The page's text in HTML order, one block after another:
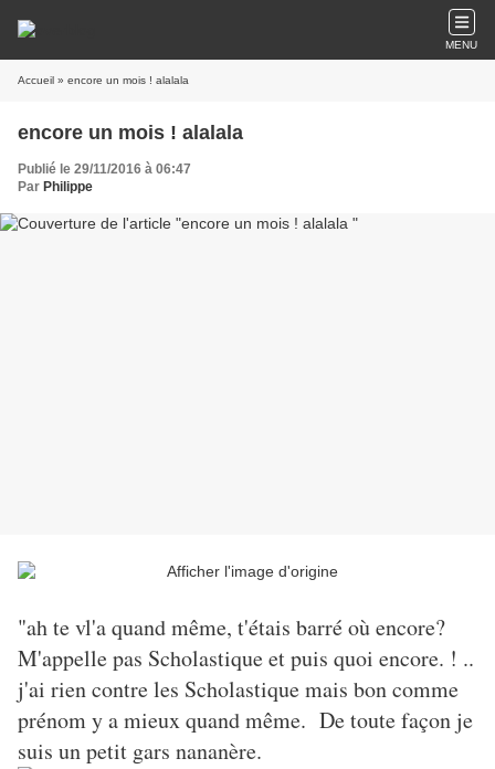
MENU
Accueil » encore un mois ! alalala
encore un mois ! alalala
Publié le 29/11/2016 à 06:47
Par Philippe
"ah te vl'a quand même, t'étais barré où encore?
M'appelle pas Scholastique et puis quoi encore. ! ..
j'ai rien contre les Scholastique mais bon comme
prénom y a mieux quand même. De toute façon je
suis un petit gars nananère.